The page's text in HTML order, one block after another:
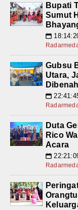
Bupati
Sumut
📅
Gubsu
Utara,
📅
Duta
Rico
Acara
📅